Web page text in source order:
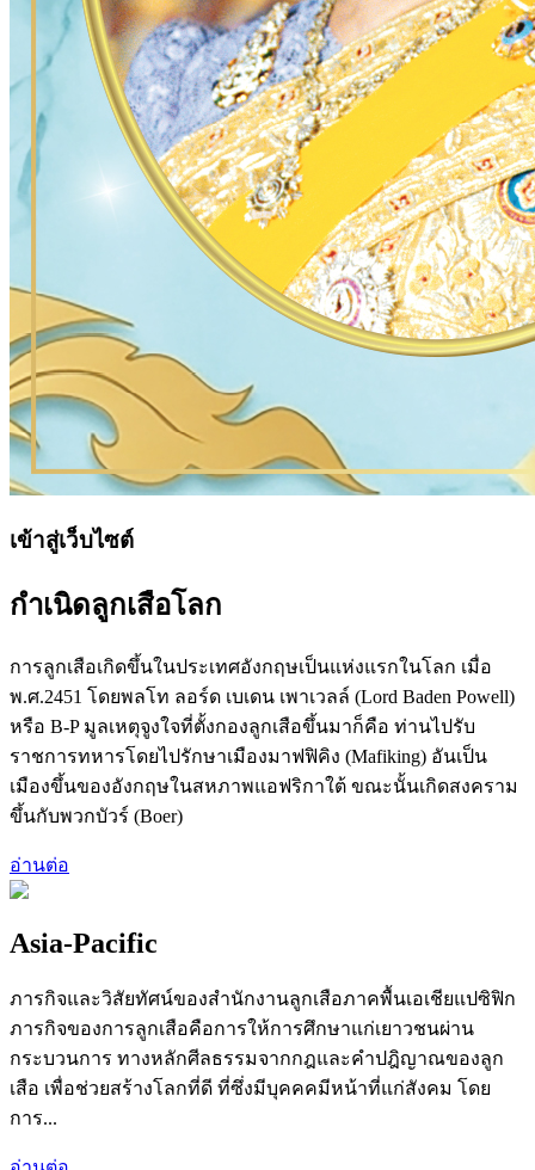
เข้าสู่เว็บไซต์
กำเนิดลูกเสือโลก
การลูกเสือเกิดขึ้นในประเทศอังกฤษเป็นแห่งแรกในโลก เมื่อ
พ.ศ.2451 โดยพลโท ลอร์ด เบเดน เพาเวลล์ (Lord Baden Powell)
หรือ B-P มูลเหตุจูงใจที่ตั้งกองลูกเสือขึ้นมาก็คือ ท่านไปรับ
ราชการทหารโดยไปรักษาเมืองมาฟฟิคิง (Mafiking) อันเป็น
เมืองขึ้นของอังกฤษในสหภาพแอฟริกาใต้ ขณะนั้นเกิดสงคราม
ขึ้นกับพวกบัวร์ (Boer)
อ่านต่อ
Asia-Pacific
ภารกิจและวิสัยทัศน์ของสำนักงานลูกเสือภาคพื้นเอเชียแปซิฟิก
ภารกิจของการลูกเสือคือการให้การศึกษาแก่เยาวชนผ่าน
กระบวนการ ทางหลักศีลธรรมจากกฎและคำปฎิญาณของลูก
เสือ เพื่อช่วยสร้างโลกที่ดี ที่ซึ่งมีบุคคคมีหน้าที่แก่สังคม โดย
การ...